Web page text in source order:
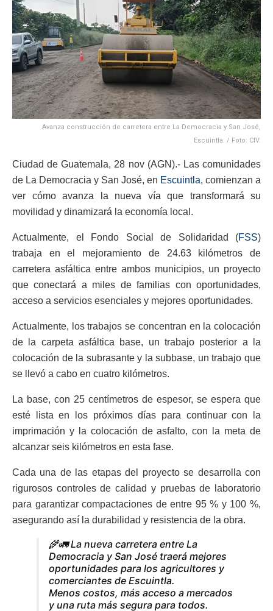
Avanza construcción de carretera entre La Democracia y San José,
Escuintla. / Foto: CIV.
Ciudad de Guatemala, 28 nov (AGN).- Las comunidades
de La Democracia y San José, en Escuintla, comienzan a
ver cómo avanza la nueva vía que transformará su
movilidad y dinamizará la economía local.
Actualmente, el Fondo Social de Solidaridad (FSS)
trabaja en el mejoramiento de 24.63 kilómetros de
carretera asfáltica entre ambos municipios, un proyecto
que conectará a miles de familias con oportunidades,
acceso a servicios esenciales y mejores oportunidades.
Actualmente, los trabajos se concentran en la colocación
de la carpeta asfáltica base, un trabajo posterior a la
colocación de la subrasante y la subbase, un trabajo que
se llevó a cabo en cuatro kilómetros.
La base, con 25 centímetros de espesor, se espera que
esté lista en los próximos días para continuar con la
imprimación y la colocación de asfalto, con la meta de
alcanzar seis kilómetros en esta fase.
Cada una de las etapas del proyecto se desarrolla con
rigurosos controles de calidad y pruebas de laboratorio
para garantizar compactaciones de entre 95 % y 100 %,
asegurando así la durabilidad y resistencia de la obra.
🌾🚛 La nueva carretera entre La
Democracia y San José traerá mejores
oportunidades para los agricultores y
comerciantes de Escuintla.
Menos costos, más acceso a mercados
y una ruta más segura para todos.